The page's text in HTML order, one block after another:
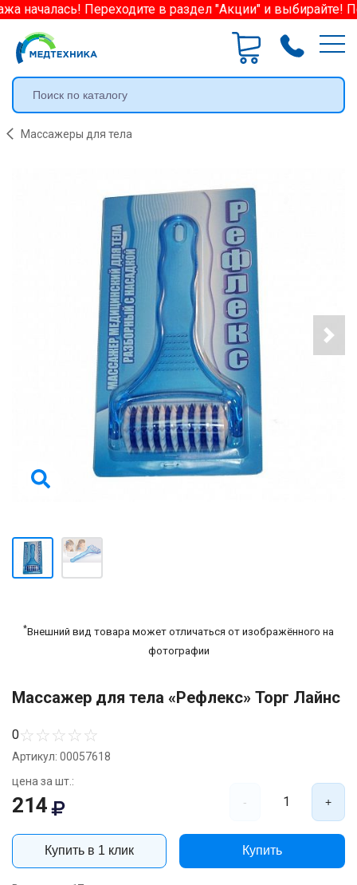
началась! Переходите в раздел "Акции" и выбирайте!
Массажеры для тела
*Внешний вид товара может отличаться от изображённого на
фотографии
Массажер для тела «Рефлекс» Торг Лайнс
0☆☆☆☆☆
Артикул: 00057618
цена за шт.:
214 - 1 +
Купить в 1 клик Купить